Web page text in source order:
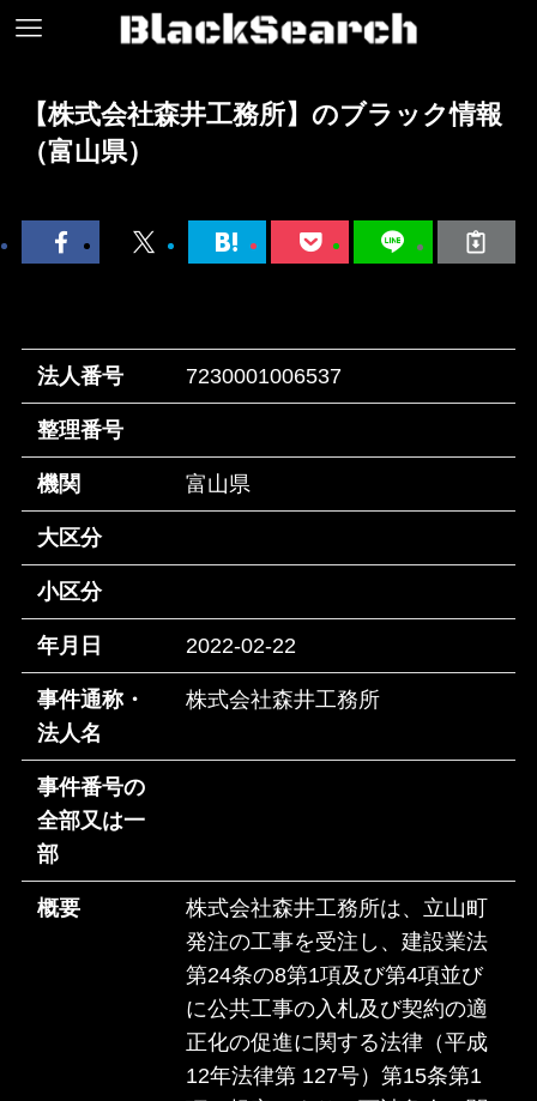
【株式会社森井工務所】のブラック情報
（富山県）
法人番号 7230001006537
整理番号
機関 富山県
大区分
小区分
年月日 2022-02-22
事件通称・
法人名
株式会社森井工務所
事件番号の
全部又は一
部
概要
株式会社森井工務所は、立山町
発注の工事を受注し、建設業法
第24条の8第1項及び第4項並び
に公共工事の入札及び契約の適
正化の促進に関する法律（平成
12年法律第 127号）第15条第1